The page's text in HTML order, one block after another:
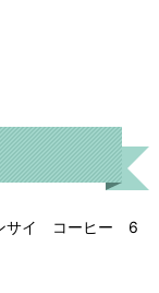
サイ コーヒー 6